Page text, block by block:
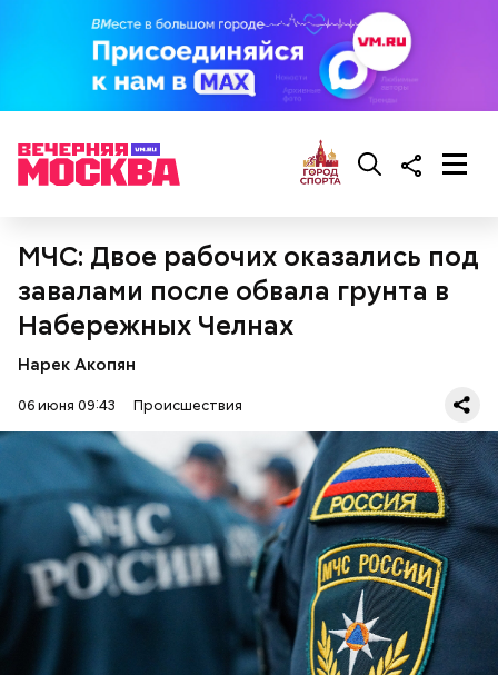
МЧС: Двое рабочих оказались под
завалами после обвала грунта в
Набережных Челнах
Нарек Акопян
06 июня 09:43 Происшествия